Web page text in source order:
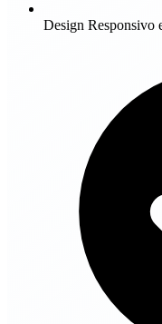
Design Responsivo